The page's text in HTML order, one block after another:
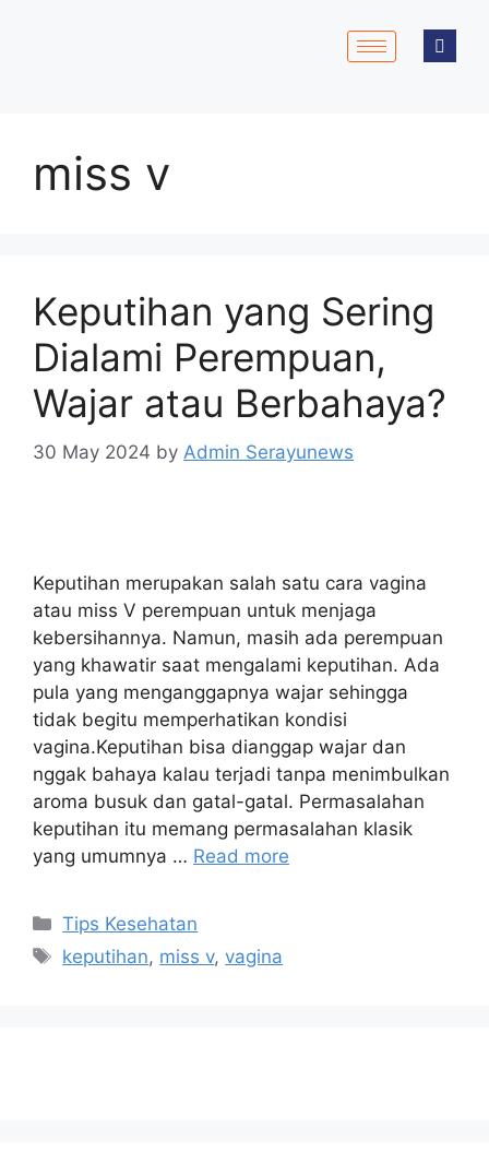
miss v
Keputihan yang Sering
Dialami Perempuan,
Wajar atau Berbahaya?
30 May 2024 by Admin Serayunews
Keputihan merupakan salah satu cara vagina
atau miss V perempuan untuk menjaga
kebersihannya. Namun, masih ada perempuan
yang khawatir saat mengalami keputihan. Ada
pula yang menganggapnya wajar sehingga
tidak begitu memperhatikan kondisi
vagina.Keputihan bisa dianggap wajar dan
nggak bahaya kalau terjadi tanpa menimbulkan
aroma busuk dan gatal-gatal. Permasalahan
keputihan itu memang permasalahan klasik
yang umumnya … Read more
Tips Kesehatan
keputihan, miss v,vagina